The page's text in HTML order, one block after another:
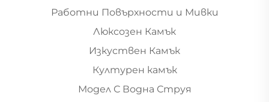
Работни Повърхности и Мивки
Люксозен Камък
Изкуствен Камък
Културен камък
Модел С Водна Струя